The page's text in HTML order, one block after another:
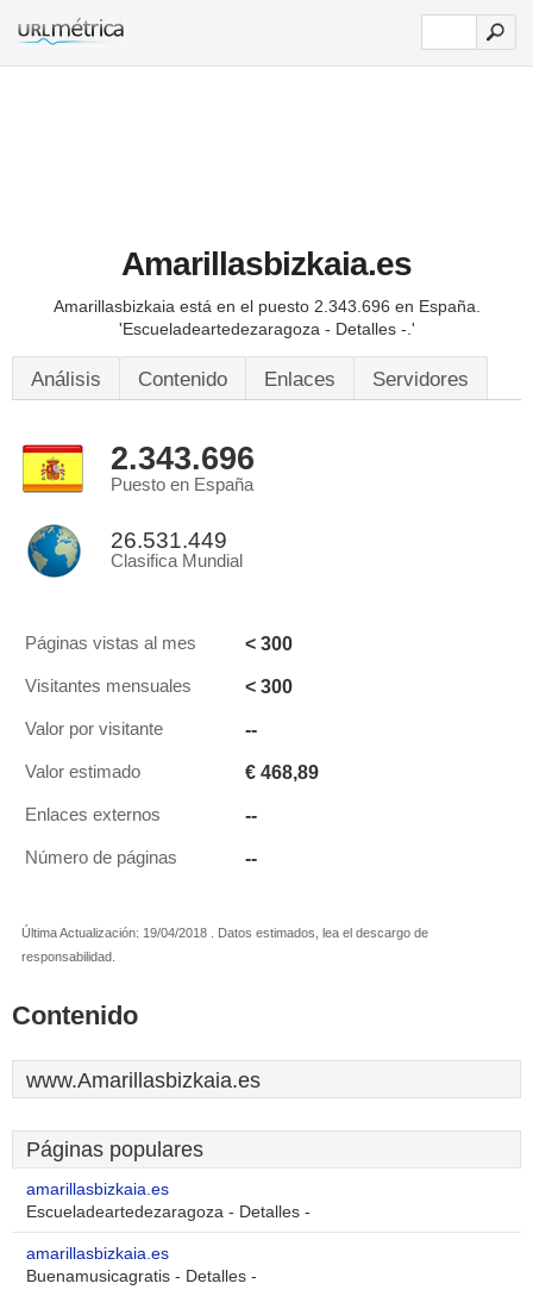
Amarillasbizkaia.es
Amarillasbizkaia está en el puesto 2.343.696 en España.
'Escueladeartedezaragoza - Detalles -.'
Análisis Contenido Enlaces Servidores
2.343.696
Puesto en España
26.531.449
Clasifica Mundial
Páginas vistas al mes < 300
Visitantes mensuales < 300
Valor por visitante --
Valor estimado € 468,89
Enlaces externos --
Número de páginas --
Última Actualización: 19/04/2018 . Datos estimados, lea el descargo de
responsabilidad.
Contenido
www.Amarillasbizkaia.es
Páginas populares
amarillasbizkaia.es
Escueladeartedezaragoza - Detalles -
amarillasbizkaia.es
Buenamusicagratis - Detalles -